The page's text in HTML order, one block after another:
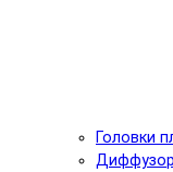
Головки